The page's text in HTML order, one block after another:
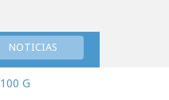
NOTICIAS
G